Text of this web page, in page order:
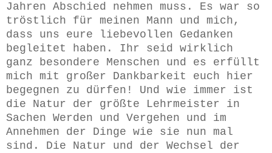
Jahren Abschied nehmen muss. Es war so
tröstlich für meinen Mann und mich,
dass uns eure liebevollen Gedanken
begleitet haben. Ihr seid wirklich
ganz besondere Menschen und es erfüllt
mich mit großer Dankbarkeit euch hier
begegnen zu dürfen! Und wie immer ist
die Natur der größte Lehrmeister in
Sachen Werden und Vergehen und im
Annehmen der Dinge wie sie nun mal
sind. Die Natur und der Wechsel der